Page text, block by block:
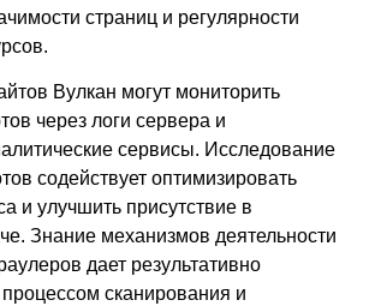
страниц и регулярности
Вулкан могут мониторить
через логи сервера и
сервисы. Исследование
содействует оптимизировать
и улучшить присутствие в
Знание механизмов деятельности
дает результативно
сканирования и